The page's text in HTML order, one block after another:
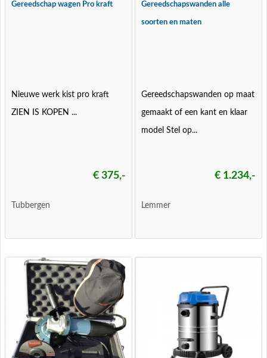
Gereedschap wagen Pro kraft
Nieuwe werk kist pro kraft
ZIEN IS KOPEN ...
€ 375,-
Tubbergen
Gereedschapswanden alle
soorten en maten
Gereedschapswanden op maat
gemaakt of een kant en klaar
model Stel op...
€ 1.234,-
Lemmer